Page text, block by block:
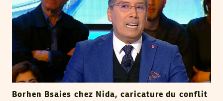
Borhen Bsaies chez Nida, caricature du conflit